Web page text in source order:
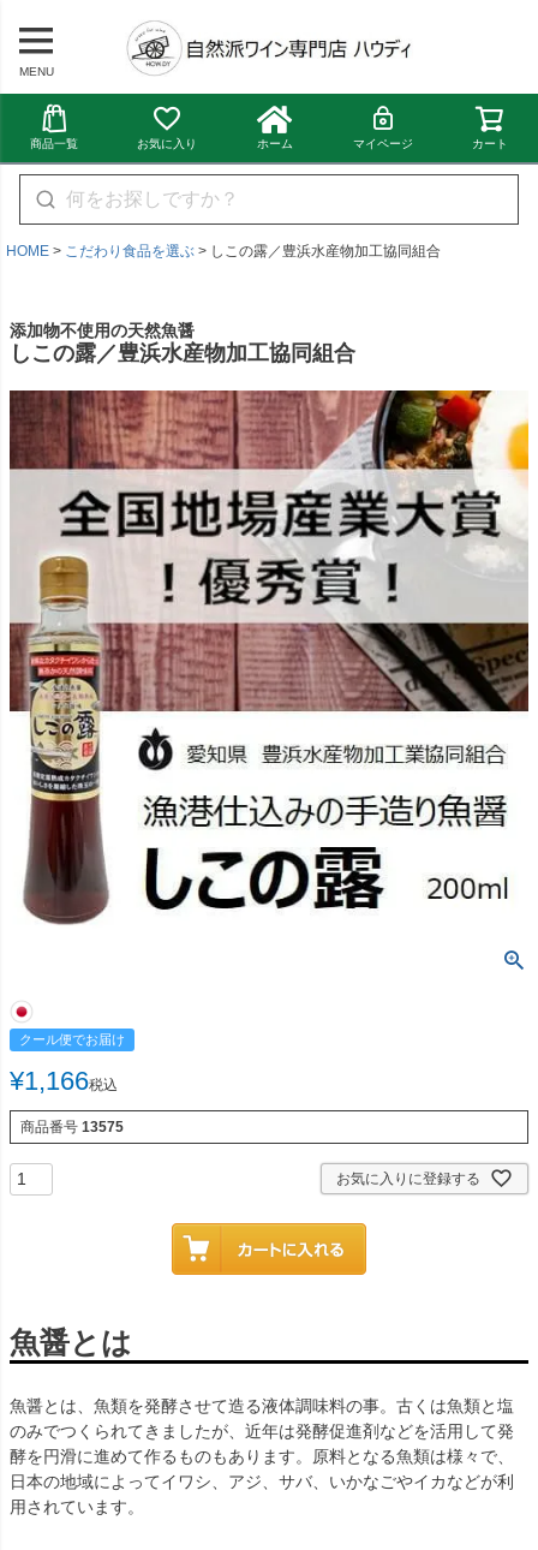
MENU
商品一覧 お気に入り ホーム マイページ カート
HOME こだわり食品を選ぶ しこの露／豊浜水産物加工協同組合
添加物不使用の天然魚醤
しこの露／豊浜水産物加工協同組合
クール便でお届け
¥1,166税込
商品番号 13575
お気に入りに登録する
魚醤とは
魚醤とは、魚類を発酵させて造る液体調味料の事。古くは魚類と塩
のみでつくられてきましたが、近年は発酵促進剤などを活用して発
酵を円滑に進めて作るものもあります。原料となる魚類は様々で、
日本の地域によってイワシ、アジ、サバ、いかなごやイカなどが利
用されています。